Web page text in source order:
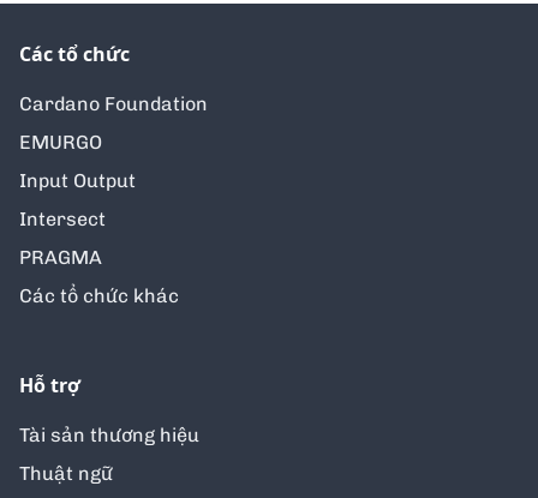
Các tổ chức
Cardano Foundation
EMURGO
Input Output
Intersect
PRAGMA
Các tổ chức khác
Hỗ trợ
Tài sản thương hiệu
Thuật ngữ